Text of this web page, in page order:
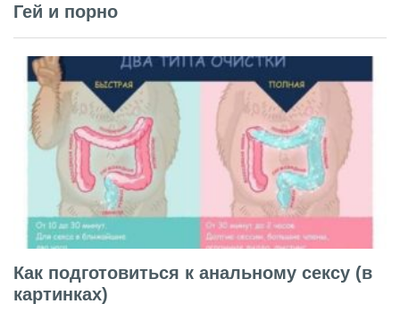
Гей и порно
Как подготовиться к анальному сексу (в
картинках)